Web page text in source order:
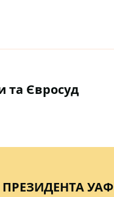
та Євросуд
УАФ